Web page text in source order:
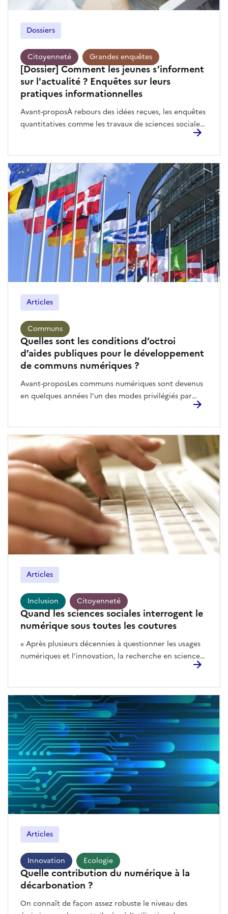
Dossiers
[Dossier] Comment les jeunes s’informent
sur l'actualité ? Enquêtes sur leurs
pratiques informationnelles
Avant-proposÀ rebours des idées reçues, les enquêtes quantitatives comme les travaux de sciences sociales confirment l’intérêt des jeunes pour l’actualité. Trois enquêtes parues récemment dressent un tableau des pratiques informationnelles des jeunes à l’ère des plateformes et des réseaux sociaux numériques.Le Baromètre sur la jeunesse éclaire les effets d’âge, de genre ou du diplôme sur ces pratiques informationnelles.Selon l’enquête sur les Français et l'information réalisée pour le compte de l’Arcom (Autorité de régulation de la communication audiovisuelle et numérique) s’est penchée sur les pratiques informationnelles des adolescent.es, si les pratiques des 15-19 ans sont « plus distanciées, moins fréquentes et moins expertes que celles de leurs aînés, ils ne semblent pas moins bien informés que les adultes ».L'enquête réalisée en Normandie auprès d'élèves de Première afin d'évaluer leur rapport à la « désinformation » et leurs pratiques de vérification de l’information : orientée sur les filières professionnelles et les classes populaires, cette enquête confirme que les pratiques informationnelles diffèrent sensiblement selon l’origine sociale.En outre, Laurence Courroy et Anne Cordier, toutes deux chercheuses en Sciences de l’information et de la communication, s'attachent depuis plusieurs années à comprendre les pratiques informationnelles des jeunes. Elles interrogent les préjugés récurrents sur des jeunes déconnecté.es de l’actualité, qui délaisseraient la presse et les médias traditionnels pour ne se focaliser que sur les seuls contenus diffusés par les réseaux sociaux. 7 jeunes sur 10 suivent régulièrement les actualitésLe Baromètre sur la jeunesse, une enquête réalisée auprès de 4 500 jeunes âgés de 15 à 30 ans, pour la Direction de la jeunesse de l’éducation populaire et de la vie associative (DJEPVA) et l’Institut national de la jeunesse et de l’éducation populaire (INJEP), explore en 2024 la variété des pratiques des jeunes âgés de 15 à 30 ans en matière d’actualités. À quelle fréquence les jeunes suivent-ils/elles les actualités ? Quels thèmes consultent-ils/elles : sport, politique, sujets de société, faits divers, culture et arts ? Pourquoi s’informent-ils/elles ? Réseaux sociaux, télévision, moteurs de recherche, presse… Quelles sources mobilisent-ils/elles ?Entre 15 et 30 ans, la majorité des jeunes se sont tenu.es, au cours des douze derniers mois, informé.es des actualités plusieurs fois par semaine, voire tous les jours (cela concerne 7 jeunes sur 10 âgés de 15 à 30 ans) soit sensiblement moins que leurs aîné.es (9 personnes sur 10 chez les plus de 30 ans).Tous les jeunes ne s’informent pas selon la même régularité. L’importance accordée aux actualités durant l’enfance ou l’adolescence au sein de la famille façonne durablement et nettement la fréquence de consultation des actualités. Le suivi quotidien des actualités progresse sensiblement avec l’âge : si entre 15 et 17 ans, près de 3 jeunes sur 10 déclarent s’informer tous les jours, c’est le cas de 4 jeunes sur 10 parmi les jeunes adultes (25-30 ans).Le diplôme a un effet notable sur la fréquence de suivi des actualités. Les jeunes adultes diplômé.es de l’enseignement supérieur se tiennent plus fréquemment au courant des actualités tous les jours : 48 % parmi les 25-30 ans en comparaison aux jeunes ayant obtenu un diplôme inférieur ou égal au baccalauréat (39 % parmi les 25-30 ans). « La corrélation observée entre le diplôme et la fréquence de consultation des actualités pourrait résulter en partie des habitudes acquises pendant les études supérieures, certaines formations exigeant une consultation assidue des médias. Celle-ci pourrait aussi être le fait de la socialisation à l’actualité, les plus diplômés étant plus représentés parmi ceux qui ont été socialisés à l’actualité durant l’enfance ou l’adolescence ».Des centres d'intérêt genrés. Les actualités, telles que les appréhendent les 15-30 ans, recouvrent une pluralité de thèmes. Parmi quatorze thèmes d’actualité proposés, les jeunes se disent plus souvent attiré.es par le sport (45 %) et les faits divers (39 %), puis par la politique nationale (35 %), l’environnement et le climat (34 %) et la politique internationale (33 %). Les centres d’intérêt des jeunes sont, toutefois, très genrés. L’information sportive, puis la mécanique, l’automobile et la moto ainsi que les sciences et les technologies suscitent plus d’intérêt chez les jeunes hommes. De leur côté, les jeunes femmes s’intéressent bien plus fréquemment que les jeunes hommes aux faits divers, puis à la mode et la beauté, à la santé et au bien-être, aux questions de société (éducation, familles, logement, justice…), à la vie des célébrités et aux sujets people.Les pratiques des jeunes adultes (25‑30 ans) se distinguent de celles des adolescents (15‑17 ans). Les premier.es s’intéressent à des sujets plus variés que les plus jeunes, à l’image de leur intérêt pour la politique, l’environnement, les questions de société, l’économie, les sciences et technologies ou la santé. « Les centres d’intérêt des jeunes s’élargissent donc en parallèle de leur entrée dans la vie adulte, d’une part parce que leurs goûts évoluent, et d’autre part parce qu’il est sans doute plus aisé de décrypter ces sujets à un âge plus avancé ». S’informer avant tout par curiosité et pour comprendre le mondeLe « souhait d’apprendre des choses et comprendre le monde qui les entoure » est la première motivation des 15-30 ans (64 %) pour suivre les actualités, selon le Baromètre sur la jeunesse. Chez les plus de 30 ans, suivre les actualités permet aussi et avant tout de satisfaire sa curiosité et de s’instruire puis d’alimenter les discussions avec autrui. En revanche, les plus jeunes perçoivent davantage les actualités comme une forme de divertissement ou de passe-temps par rapport aux plus de 30 ans : « se divertir, passer le temps » est la troisième motivation des 15-30 ans (37 %, contre 22 % chez les plus de 30 ans), en particulier chez les jeunes hommes, les moins diplômé.es et celles et ceux encore en études.Tandis que les plus de 30 ans privilégient la télévision pour se tenir au courant des actualités, les réseaux sociaux constituent la principale source d’information pour la moitié des 15-30 ans (53 %). Parmi eux/elles, les adolescent.es (15-17 ans) et celles et ceux qui s’intéressent à la vie des célébrités et aux sujets people ou aux questions culturelles ou environnementales sont ceux/celles qui mobilisent le plus les réseaux sociaux pour s’informer, dans l’ordre décroissant : Instagram, TikTok ou encore des sites vidéo YouTube spécifiques dédiés au décryptage des actualités.« Suivre les réseaux sociaux n’empêche pas les jeunes de porter un regard critique sur ces derniers ». La majorité d’entre eux/elles considèrent qu’ils/elles « diffusent beaucoup plus de fausses informations que les autres médias (télévision, radio, presse…) ». De fait, les jeunes utilisent en plus des réseaux sociaux d’autres sources complémentaires pour s’informer comme la télévision, des sites internet spécifiques et des discussions avec leur entourage. C’est d’ailleurs « en confrontant ce que disent plusieurs médias (télévision, radio, presse…) » que 4 jeunes sur 10 parviennent à se forger une opinion sur un sujet qui fait débat dans la société.La télévision continue d’occuper une place importante dans le quotidien des jeunes, y compris dans leurs pratiques informationnelles. Les jeunes qui s’intéressent à la politique nationale et internationale sont particulièrement spectateur.ices des journaux télévisés, tandis que ceux/celles qui suivent la politique nationale et l’économie s’informent en priorité via les chaînes d’information en continu.Les moteurs de recherche et les portails d’actualité sont davantage mobilisés par les jeunes s’informant sur des sujets plus variés : sciences et technologies, mécanique, automobile et moto, santé et bien-être, ou encore les faits divers. Les médias 100 % vidéo (Brut, Konbini, Loopsider, Melty, etc.) sont, quant à eux, davantage suivis par celles et ceux qui s’informent sur la vie des célébrités et les sujets people, les voyages et la gastronomie ou encore la politique internationale.Enfin, les échanges avec l’entourage permettent aussi aux jeunes – les adolescent.es plus que les jeunes adultes – de se tenir au courant des actualités : près de 20 % des jeunes évoquent les discussions avec l’entourage pour se tenir informé.es sur les actualités.Entre 15 et 30 ans, la majorité des jeunes s’informent donc régulièrement sur des sujets de plus en plus variés, en utilisant diverses sources d’information et supports (en ligne, hors ligne, échanges).« Ces pratiques multiples contredisent l’idée qu’ils seraient « moins curieux » ou que les réseaux sociaux appauvriraient leur culture. Ainsi, la jeunesse est une période d’apprentissage des pratiques informationnelles qui restent en partie façonnées par celles de leur famille, leur genre ou leur niveau de diplôme ». Des pratiques informationnelles distanciées chez les jeunes, une confiance composite et des stratégies d’évitementL’Arcom (Autorité de régulation de la communication audiovisuelle et numérique) a entrepris en 2024 de dresser un état des lieux du rapport des Français.es à l’information. D’après cette enquête réalisée auprès de 3 356 personnes de 15 ans et plus, les Français.es entretiennent un lien étroit avec l’information : 94 % d’entre eux/elles se déclarent intéressé.es par l’information et la même proportion s’informe quotidiennement. L'étude de l'Arcom révèle que les Français.es se sentent plutôt bien informé.es sur les sujets qui les intéressent. Malgré cet intérêt, la surcharge d’informations conduit une majorité d’entre eux/elles à adopter des comportements d’évitement (changer de chaîne de télévision ou de station de radio, suspension des notifications des applications).Ces stratégies d’évitement sont toutefois plus radicales chez les 15-25 ans : « Ils évitent les chaînes d’info
Citoyenneté Grandes enquêtes
Articles
Quelles sont les conditions d’octroi
d’aides publiques pour le développement
de communs numériques ?
Avant-proposLes communs numériques sont devenus en quelques années l’un des modes privilégiés par l’acteur public pour développer des solutions numériques mutualisées, que ce soit entre acteurs publics ou au sein d’une communauté d’acteurs hétérogènes. Si la participation de l’acteur public au développement et au maintien de ces communs numériques peut prendre une pluralité de forme, il est fréquent qu’elle consiste en un octroi d’une aide publique à la structure portant le commun numérique. Or, un tel soutien de la part de l’acteur public s’inscrit dans le nécessaire respect des réglementations nationale comme européenne en matière de marchés publics et d’octroi d’aides publiques ; réglementations qui n’intègrent pas les caractéristiques particulières de l’Open Source (gestion partagée et dispersée des droits de propriété intellectuelle) et des communs numériques (communauté mobilisée dans la gouvernance et l’évolution permanente du projet).Ce billet s’inscrit dans le prolongement des réflexions et des outils permettant de sécuriser le recours et le développement de communs numériques dans le cadre de marchés publics. Son objectif est de développer une réflexion sécurisant le soutien de l’acteur public aux communs numériques au regard de la réglementation européenne portant sur l’octroi d’aides publiques dans le cadre de mission de service public. Les concepts manipulés étant nombreux et complexes, il s’agit à la fois de clarifier les enjeux sous-jacents et de s’appuyer sur des situations concrètes permettant d’articuler ces diversités de situations. Les communs numériques sont généralement définis au travers de plusieurs caractéristiques faisant consensus, s’appuyant sur une analyse renouvelée par Elinor Ostrom au sein de travaux qui lui valurent le prix Nobel d’économie en 2009. De façon synthétique, un commun numérique peut être appréhendé comme une ressource produite et entretenue collectivement par une communauté d’acteurs hétérogènes, et gouvernée selon des règles qui lui assurent son caractère collectif et partagé. Les communs numériques sont de plus en plus mobilisés par les acteurs publics dans le cadre de leur mission de service public, sous différentes formes, en France comme en Europe. Ce modèle est très présent en matière de logiciels, notamment lorsque les utilisateurs finaux ont un intérêt particulier à ce que ces ressources soient portées par une communauté élargie qui en définit la gouvernance. L’organisation et la production en commun permet en effet de réfléchir à la fois à une meilleure mutualisation de moyens ; mais également de conférer à toutes les parties prenantes une plus grande influence dans l’évolution de la ressource ; et enfin de faciliter la prise en compte des enjeux systémiques. Cela couvre des sujets collectifs tels que la maintenance (et le financement des mainteneurs), la souveraineté numérique, la résilience numérique, voire plus globalement le numérique soutenable. La France est particulièrement avancée sur ces sujets en raison de l’obligation aujourd’hui faite à tout acteur, fût-il privé ou public, de publier par défaut en Open Data (et donc en Open Source lorsqu’il s’agit de logiciel) l’ensemble des documents produits ou reçus dans le cadre de missions de service public. En France, le cadre légal a été posé par la Loi pour une République numérique de 2016, renforcée en 2018 par la Politique de contribution aux Logiciels Libres de l’État qui lui confère un cadre technique renforçant cette pratique au sein de l’Administration. Permettant de concilier les enjeux juridiques, politiques et stratégiques du numérique, le recours aux communs numériques est ainsi vivement encouragé par les acteurs publics afin d’assurer un bénéfice partagé aux ressources ainsi produites et maintenues et d’éviter tout effet de distorsion de concurrence que pourrait avoir la captation de ressources ouvertes par certains acteurs seulement.De nombreuses initiatives sont aujourd’hui portées en ce sens par la Direction interministérielle du numérique à l’échelle de l’administration centrale et le Programme Société numérique de l’ANCT à l’échelle locale notamment. Dans le même esprit, certaines structures de mutualisation publiques ont ainsi fait de l’Open Source une démarche par principe afin de permettre la mutualisation et le cofinancement par leurs membres. C’est notamment le cas des initiatives menées par l’Association des développeurs et utilisateurs de Logiciels Libres pour les administrations et les collectivités territoriales (ADULLACT) ou encore des acteurs tels que les Opérateurs Publics de Services Numériques (OPSN) qui fédèrent un nombre croissant de collectivités. Les communs numériques, tout comme les Logiciels Libres, occupent désormais une place importante dans le paysage des systèmes d’information aussi bien dans le secteur privé que public. Favoriser l’émergence des communs numériques participe ainsi à instaurer un environnement propice à la concurrence et à l’innovation avec les conséquences bénéfiques que cela peut avoir sur les prix, le bien-être et la croissance économique à l’échelle française, européenne et internationale.Plus encore, la participation des acteurs publics au financement, à la conception et à la gouvernance de tels communs permet de maintenir la présence d’un véritable intérêt général au sein de la communauté.C’est notamment cela qui explique le véritable intérêt, et le soutien politique fort, voire le financement croissant de projets au travers d’« appels à communs » ou encore le financement particulier au profit de « biens communs ». Ces modalités de financements entrent dans la catégorie des aides publiques, dont il convient d’analyser la licéité. Quel que soit le projet et contexte, l’octroi d’aides publiques, quels qu’en soient le pouvoir adjudicateur et le récipiendaire, doit se faire dans le respect de la réglementation européenne concernant le régime des aides d’État. L’octroi d’aides publiques par un État ou un de ses opérateurs, quel qu’en soit le récipiendaire (public ou privé), est encadré par l’article 107§1 du Traité sur le fonctionnement de l’Union européenne (TFUE). Ce dernier dispose que sont proscrites les aides d’État, qualifiées comme telles lorsqu’elles réunissent quatre critères :Une aide est octroyée par l’État au moyen de ressources publiques. Il peut s’agir de ressources octroyées directement par l’État, indirectement par des organismes liés à l’État, ou encore par les collectivités territoriales. Le cas des aides accordées par les entreprises publiques a fait l’objet d’une évolution jurisprudentielle importante, jusqu’à présumer que toute intervention financière d’une entité publique au profit de tiers est une aide.Cette aide procure un avantage sélectif à une entreprise. L’entreprise ici est définie au sens européen du terme, qui englobe les acteurs publics.Elle distord la concurrence interne à l’État membre ou intra-Union européenne. Cette distorsion peut être actuelle ou potentielle.Elle affecte ou est susceptible d’affecter les échanges entre États membres. On considère qu’une aide est de nature à affecter la concurrence dès lors qu’elle n’a pas pour objet une activité « purement locale ». Jusqu’en 2015, dans l’approche de la Commission européenne, les deux derniers critères étaient présumés ; et la réunion des deux premiers permettait de retenir la qualification d’aide d’État. Depuis 7 décisions prises en 2016, la Commission considère que la preuve d’une affectation des échanges est nécessaire à la qualification d’aide d’État.Or, si les deux premiers éléments peuvent être facilement caractérisés, il n’en va pas de même des deux suivants qui demandent une étude plus approfondie, a fortiori lorsque l’octroi de l’aide publique considérée se fait au profit d’un projet de commun numérique. Octroi d’aides publiques aux communs numériques et distorsion de concurrenceL’enjeu ici est de s’assurer qu’en octroyant une aide publique à un commun numérique, l’acteur public ne porte pas atteinte au principe de concurrence libre et non faussée.Le développement d’un commun numérique, du fait de la gouvernance par la communauté et des règles qui assurent la relation équilibrée entre toutes les parties prenantes, renforce la confiance et favorise l’implication de tous en limitant la potentialité d’une réappropriation par une seule des parties prenantes. Dans ce scénario, tous les titulaires de droits de propriété intellectuelle accordent une concession gracieuse de leurs droits pour le monde entier, pour toute la durée des droits, pour tous les usages et sur tout type de support.En appui à cette licence, dite « Licence Libre » (ou encore « Licence Open Source »), s’ajoute une série de moyens matériels mis à disposition pour favoriser la collaboration en garantissant que toute personne dispose de la faculté d’accéder à la ressource, de la modifier et de la distribuer, à tout moment, y compris dans un contexte commercial. Une telle gouvernance peut être assurée de manière spécifique ou encore en s’appuyant sur des outils et des organisations tierces. Les Fabriques (des mobilités, de la logistique, de l’énergie) offrent en ce sens les gages d’une ouverture pérenne des projets en fournissant et assurant le respect d’un ensemble de règles en termes juridiques et de gouvernance¹.Dans ce cadre, favoriser l’émergence de communs numériques participe à instaurer un environnement propice à la concurrence et à l’innovation sur les marchés publics, avec les conséquences bénéfiques que cela peut avoir sur les prix, le bien-être et la croissance économique. La compatibilité entre développement de communs numériques et respect d’une concurrence libre et non faussée se trouve également renforcée par la jurisprudence concernant le Logiciel Libre. Ainsi, différentes décisions de justice au cours des dernières décennies, ont rappelé qu’une communauté constituée autour d’un Logiciel Libre (et donc d’un commun numérique) n’est pas constitutive d’une entente (même entre
Communs
Articles
Quand les sciences sociales interrogent le
numérique sous toutes les coutures
« Après plusieurs décennies à questionner les usages numériques et l’innovation, la recherche en sciences sociales est loin d’avoir épuisé toutes les perspectives de questionnement et de nombreuses zones d’ombre restent encore largement inexplorées ».À la croisée des diverses épistémologies et méthodologies animant les sciences sociales, mais également alimentée par les travaux de recherche en informatique, la revue Terminal porte, depuis le début des années 1990, un regard critique sur l’évolution des usages numériques.De son côté, le Groupement d’Intérêt Scientifique (GIS) M@rsouin soutient, à partir du territoire breton, des équipes de recherche travaillant sur les transformations sociales, économiques et politiques liées à l’évolution des usages numériques.Il en découle un dossier de la revue Terminal, coordonné par Laurent Mell (Docteur en sciences de l'information et de la communication, CREAD–Marsouin, Institut Mines-Telecom), qui réunit sept articles présentés au séminaire M@rsouin 2023, ainsi que de deux contributions envoyées directement à la revue Terminal.« Ce numéro est l’occasion de rappeler à quel point le numérique est un objet de recherche à multiples facettes qui réclame d’être interrogé non pas comme un champ à part, mais comme un élément traversant et interagissant avec la réalité sociale ».La première partie du dossier explore, à travers une sélection de domaines d’application différents, la manière dont des évolutions numériques induisent des reconfigurations sociales, qu’elles soient au niveau des représentations, des pratiques culturelles ou des comportements de consommateur.Lucas Fritz (Université Gustave Eiffel) met en relation les études critiques du handicap et les sciences de la communication en étudiant les controverses sociotechniques autour de l’autisme et de la neurodiversité. Il s’intéresse notamment au rôle du Web (de l’hyperlien et des moteurs de recherche) et de son accessibilité dans la construction de ces controverses. L’enquête s’appuie sur une analyse quali/quantitative d’une cartographie du Web, informée par les pratiques de la sociologie des controverses. Cette enquête interroge in fine la place des sciences sociales (et de leur approche du cerveau) au sein de ces controverses.Annick Tamaro, Kimberley Girardon, Morgane Innocent et Nicolas Decourcelle (Université de Bretagne Occidentale) explorent l’attitude des consommateurs face à l’impression 3D alimentaire. Cette étude met en lumière une connaissance limitée de ce dispositif technique ainsi qu’un niveau d’acceptabilité limité par les consommateurs des plats préparés avec l’aide de cette technologie. Les chercheur.euses relèvent plusieurs obstacles à cette acceptation, s’exprimant en termes de coûts : pratiques, cognitifs, financiers, sociétaux, culturels, sociaux et de qualité. Et, en tant qu’innovation de rupture, l’impression alimentaire 3D arbore un caractère fortement bivalent et un imaginaire clivant.Marie-Laure Bernon (Université d’Orléans) et Olivier Trédan (IUT de Lannion) examinent la manière dont Internet s’associe et s’imbrique dans les pratiques ordinaires de la couture. En articulant une approche par les mondes sociaux à une pragmatique du goût, les auteur.ices identifient une évolution du rapport à la couture par l’intégration de pratiques numériques dans les processus d’approvisionnement, d’apprentissage et de valorisation des créations. Au gré du parcours de couturière, Internet vient bousculer des manières d’être et de faire, rediscutant continuellement le goût pour la couture. Le Web contribue ainsi à refaçonner les mondes de la couture en proposant de nouvelles formes de transmission des savoirs théoriques et procéduraux, comme de nouvelles modalités d’apprentissage.La deuxième partie envisage les relations entre les différentes figures d’inégalités éducatives et les disparités numériques, au regard de recherches récentes concernant l’éloignement numérique et les imaginaires associés.Jérôme Clerget (Université Rennes 2 Cread-GIS Marsouin), Pascal Plantard (Université Rennes 2 Cread - codirecteur du GIS M@rsouin) et Marianne Bléhaut (Directrice du pôle Data et Économie au Credoc) abordent la question des inégalités numériques et, plus particulièrement, de l’identification des individus dits « éloignés du numérique ». Les aurteur.ices remettent en question le chiffre des « 13 millions » d’éloignés du numérique – éminemment cité et relayé – et la démarche même de quantification de ce phénomène social. Après avoir mis en avant le caractère fondamentalement multidimensionnel du phénomène et montré la diversité des approches visant à en rendre compte, les auteur.ices proposent une représentation de l’éloignement sous la forme d’un « halo » reposant sur l’étude du « sentiment d’aisance » relatif et subjectif des individus interrogés, avant de mettre en avant l’intérêt d’identifier en détail les personnes concernées pour mieux montrer la centralité des facteurs culturels et sociaux.Pour en savoir plus : La société numérique française : définir et mesurer l’éloignement numériqueCarine Aillerie, Théo Martineaud, Mélina Solari-Landa Landa (Université de Poitiers), Veronica Castillo Pérez, Angela Figueroa Iberico et Augusta Valle Taiman (Université pontificale catholique du Pérou, Lima) examinent les pratiques informationnelles d’enseignant.es de primaire (CM1-CM2) en considérant les positionnements pédagogiques opérés en matière d’Éducation aux Médias et à l’Information (EMI). Si les pratiques informationnelles des enseignants répondent à des besoins différents (préparation des contenus d’enseignements, développement de l’expérience personnelle comme professionnelle), l’expression concrète de l’EMI à l’école primaire prend des formes toutes aussi différentes (activités ponctuelles, hors temps scolaire, structurée à partir des représentations enseignant.es).Matthieu Serreau (Université Rennes 2 CREAD) et Pascal Plantard analysent les transformations psychodynamiques, individuelles et collectives des pratiques numériques éducatives pendant le confinement lié à la Covid-19. À partir d’échanges entre des élèves et des enseignants, les auteurs montrent que la mobilisation de technologies numériques dans un contexte éducatif de pandémie est avant tout structurée sur des représentations instables et évolutives du numérique. Le bouleversement de certaines normes éducatives a ébranlé bon nombre d’enseignant.es et d’élèves (conflit de légitimité, capital numérique mis à l’épreuve, etc.). La mise en lumière de disparités numériques éducatives renforce la nécessité d’un accompagnement aux cultures numériques, au-delà de la simple formation technique aux outils éducatifs.La troisième partie présente trois textes « où le numérique est à l’épreuve du patrimoine, en proposant de discuter des renégociations engagées dans le paysage professionnel des archivistes, des dynamiques créées par l’usage du numérique dans le cadre d’expositions sur l’esclavage, mais également des publics mobilisés par les expositions en ligne ».Maëlle Moalic-Minnaert (Université de Caen Normandie) interroge les effets du numérique sur l’autonomie des archivistes. Elle s’attarde sur les modalités de reconfiguration de l’autonomie individuelle des archivistes dans la réalisation de leurs missions au quotidien, ainsi que dans leur posture professionnelle à l’égard des informaticiens. D’un côté, au sein du groupe professionnel, les archivistes négocient individuellement leur rapport au numérique, mais aussi de manière hétérogène selon leur position socio-professionnelle. De l’autre, la « professionnalité » du métier d’archiviste est renégociée au gré des refontes de procédure de travail en lien avec le numérique.Caroline Creton et Manuelle Aquilina (Université catholique de l'Ouest) se penchent sur l’utilisation de dispositif de médiation culturelle numérique dans des expositions sur l’esclavage. Les autrices montrent que, malgré la complexité mémorielle d’expositions sur ce sujet, le numérique est mobilisé pour aider à comprendre la réalité du système esclavagiste et ses conséquences actuelles. Leur analyse, qui s’appuie sur des entretiens avec des professionnels et des visiteurs, révèle que ces dispositifs numériques « jouent un rôle crucial dans l’expérience des publics, en parlant à leur ressenti et en ébranlant leurs perceptions ».Marie-Laure Bernon (Université d'Orléans) examine les publics de musées sur Internet, leur diversité ainsi que leurs motivations à se rendre dans ces espaces numériques. Elle constate que la visite d’expositions en ligne est principalement pratiquée par des personnes âgées et favorisées, combinant un usage utilitaire d’Internet avec une expertise des musées liée à leur niveau de diplôme et à leur culture patrimoniale. Cette minorité de passionnés de musées d’art s’approprie l’exposition en ligne comme un dispositif complémentaire de médiation artistique et aussi suivant une logique de distinction des autres formes d’expérience muséale. De plus, cette recherche s’attarde sur les pratiques numériques des catégories populaires, moins familières avec les musées et entretenant un rapport difficile à l’écrit. Pour ces dernières, effectuer une visite en ligne prend alors une forme éducative et s’apparente à une navigation sur un « Wikipédia cultivé ». Sommaire du dossierLaurent Mell : Interroger le numérique sous toutes les coutures. Entre souplesse méthodologique et rigueur épistémologiqueLucas Fritz : Nos cerveaux sur le Web : entre neuro-réductionnisme et neurodiversitéAnnick Tamaro, Kimberley Girardon, Morgane Innocent and Nicolas Decourcelle: Acceptabilité de l’impression 3D alimentaire par les consommateursMarie-Laure Bernon and Olivier Trédan : Le goût de coudre à l’heure d’Internet : reconfigurations numériques des mondes de la coutureJérôme Clerget, Pascal Plantard and Marianne Bléhaut : Pour en finir avec les « 13 millions » ? Au défi de rendre compte de l’éloignement du numériqueCarine Aillerie, Théo Martineaud, Méli
Inclusion Citoyenneté
Articles
Quelle contribution du numérique à la
décarbonation ?
On connaît de façon assez robuste le niveau des émissions carbone attribuées à l’utilisation des technologies numériques. Ces émissions représentent environ 2,5 % de l’empreinte carbone de la France. D’ici à 2030, dans un scénario tendanciel, elles devraient atteindre 25 MtCO2e, en hausse de 45 % par rapport à 2020, et la consommation électrique due à l’usage de ces équipements devrait passer à 54 TWh, en hausse de 5 %.Mais que sait-on, à l’inverse, sur la contribution du numérique aux trajectoires de décarbonation, s’est interrogé France Stratégie. « La question est complexe et n’a pas reçu de réponse d’ensemble jusqu’à présent ».France Stratégie a entrepris d’explorer les résultats de la littérature économique pour quantifier le potentiel de décarbonation de quatre cas d’usage choisis dans les domaines clés de l’énergie et des transports : les réseaux électriques intelligents (smart grids), la gestion intelligente des logements (smart homes), le télétravail et le covoiturage.Les potentiels de réduction des émissions prennent notamment en compte les effets rebond potentiels ainsi que l’empreinte de la solution numérique elle-même. Pour la gestion intelligente des logements, le télétravail et le covoiturage, plusieurs scénarios sont étudiés s’appuyant sur des hypothèses différentes qui font varier les gains d'efficacité ainsi que l’ampleur des effets rebond. Les résultats ont été estimés sur la base du mix énergétique français actuel. Réseaux électriques intelligents : des gains modestes et incertains pour le réseau françaisQu’il s’agisse du transport ou de la distribution d’électricité, des solutions dites « intelligentes » peuvent être déployées à tous les niveaux d’un réseau électrique. Ces solutions collectent et analysent des données, favorisent la circulation d’information entre les fournisseurs et les consommateurs, et permettent d’ajuster le flux d’électro- cité en temps réel : entre 2 % et 10 % de la consommation énergétique des ménages européens se trouverait ainsi économisée.La « smartification » assure l’équilibrage et la flexibilité des réseaux : grâce aux réseaux intelligents (smart grids), on peut piloter au plus près les dispositifs de stockage d’énergie et les « capacités d’effacement », autrement dit les quantités d’énergie qui peuvent ponctuellement être retirées du réseau national d’électricité pour le soulager lors des pics de consommation. On peut aussi gérer et accompagner une part croissante d’électricité issue de sources renouvelables ou de systèmes décentralisés (qu’il s’agisse d’autoproduction ou de prosumers).Les smart grids, en facilitant la surveillance du réseau, permettent d’améliorer la maintenance et la gestion des incidents : les temps de coupure en cas de panne sont réduits, les dysfonctionnements susceptibles d’accroître la consommation sont rapidement détectés. Ces systèmes intelligents participent ainsi à la réduction des coûts d’exploitation du réseau et limitent les déplacements des équipes techniques : les interventions des équipes d’Enedis ont par exemple baissé de plus de 70 % depuis l’installation des compteurs Linky. Les gains obtenus pourraient même contribuer à réduire le nombre d’infrastructures de secours nécessaires et à réorienter certains investissements vers une plus grande décarbonation du réseau. Une partie des gains que sont censés apporter les smart grids est liée aux compteurs intelligents ( Linky en France.Le gestionnaire du réseau électrique RTE avait fourni en 2017 une première estimation des impacts des smart grids sur le réseau électrique français. Quatre solutions avaient alors été passées au crible : le stockage, la gestion active de la demande résidentielle via les compteurs intelligents et des « boîtiers », la gestion active de la demande industrielle et tertiaire, et enfin le pilotage de la production éolienne.Dans le contexte de 2017, RTE estimait que le déploiement de l’ensemble des solutions de smart grids permettrait un gain net d’émissions d’environ 0,8 MtCO2/an à l’horizon 2030, en comptant le cycle de vie des matériels déployés, soit environ 3 % des émissions annuelles du système électrique français. Plus des deux tiers de ces bénéfices proviendraient du stockage (batteries et STEP), « dont l’intégration dans le périmètre des solutions numériques peut toutefois être discutée, en raison des divers dispositifs techniques mobilisés ».« Toutefois, concluait RTE, « le recours au numérique pourrait s’annoncer plus prometteur pour certains nouveaux usages de l’électricité pouvant contribuer à la flexibilité ». RTE évoquait notamment le pilotage intelligent de la recharge des batteries des véhicules électriques. Gestion intelligente des logements : Des gains très dépendants des contextes de déploiementLes émissions de CO2 liées au chauffage des résidences principales en France métropolitaine s’élevaient en 2021 à 45 millions de tonnes en 2021, soit 1,5 tCO2 par logement, en incluant les émissions indirectes du chauffage électrique et du chauffage par réseau de chaleur.Il existe aujourd’hui des solutions numériques qui permettent de gérer les systèmes et de réduire la consommation d’énergie dans les logements. Ces dispositifs de gestion intelligente des logements (Home Energy Management System ou HEMS) entraînent des réductions de consommation énergétique sur tous les équipements de la maison. Mais c’est pour la gestion de la température ambiante (le chauffage . Mais c’est pour la gestion de la température ambiante (le chauffage en particulier) que ces solutions présentent les effets les plus intéressants.France Stratégie a retenu plusieurs scénarios qui tiennent compte à la fois des gains d’efficacité énergétique de la solution, des effets rebond pouvant réduire les gains de la solution de 25 %, 50 % ou 75 % et des émissions liées à la mise en œuvre de la solution .Dans le scénario optimiste, la gestion intelligente des logements permettrait de réduire la consommation d’énergie de 20 TWh et d’éviter annuellement 3,1 MtCO2e par an pour l’ensemble des logements en France métropolitaine. Elle conduirait en revanche à augmenter la consommation d’énergie de 2 TWh et ses émissions de 0,1 MtCO2e dans le scénario pessimiste. « En effet, sous des hypothèses défavorables, les gains d’efficacité énergétique après effets rebond pourraient être insuffisants pour compenser les émissions liées à la mise en œuvre de la solution elle-même». Télétravail : une contribution modérée et des effets rebond non négligeablesLe télétravail est souvent vu comme un moyen de réduire les émissions de gaz à effet de serre, à l’échelle d’un pays ou d’une ville.En France, selon l’ADEME, les gains d’émissions directement liés à la réduction des trajets domicile-travail pour un jour télétravaillé hebdomadaire s’élèveraient en moyenne à 271 kgCO2e par an et par télétravailleur. Encore faut-il prendre en compte des effets rebond, notamment des effets de report éventuels vers d’autres types de trajets, de proximité ou de longue distance. « Il faut aussi intégrer le recours à la visioconférence et la hausse de la consommation énergétique à domicile (liée aux équipements informatiques et au chauffage) ainsi que, à l’inverse, la baisse de consommation dans l’entreprise ».En considérant l’ensemble de ces effets, l’ADEME estime que les gains annuels liés à un jour de télétravail seraient réduits à 181 kgCO2e en l’absence de flex office. En revanche, les gains pourraient être supérieurs à l’effet direct de réduction des trajets domicile-travail en cas de recours au flex office : cette organisation de l’espace sans bureaux attitrés permet en effet de réduire les surfaces utilisées et donc la consommation énergétique, le chauffage et les opérations de maintenance du bâtiment. L’estimation des effets rebond reste, de manière générale, incertaine et délicate. UnPour parvenir à un ordre de grandeur des effets du télétravail en France, France Stratégie a considéré les gains d’émissions de l’ensemble des salariés exerçant un métier « télétravaillable », soit l’hypothèse optimiste de 34 % des 30 millions de salariés en France pratiquant en moyenne un jour de télétravail hebdomadaire.Les trois scénarios proposés par France Stratégie se différencient par une gestion plus ou moins optimisée des bureaux ainsi que par l’ampleur des effets rebonds observés. Les trois scénarios affichent une réduction potentielle des émissions annuelles, allant de 1,8 à 4,1 MtCO2eq, soit entre 181 kgCO2eq à 413 kgCO2eq par télétravailleur.« Au-delà des incertitudes élevées qui l’entourent, un tel chiffrage met en évidence que le télétravail ne fournira à lui seul qu’une contribution modérée à la nécessaire réduction des émissions des transports, d'autant que la pratique du télétravail tend à se stabiliser auprès des salariés après la forte progression post-2019 » conclut France Stratégie. Plateformes de covoiturage : des gains assez faibles et des risques d’effet rebondLe covoiturage (carpooling ou ridesharing) permet l’utilisation par plusieurs automobilistes d’un seul véhicule particulier pour effectuer le même trajet. La mesure des gains de carbone de cette pratique est distincte selon qu’on observe les trajets courts (moins de 80 km) ou de longue distance (plus de 80 km).Les potentialités de gains sont en fait plus importantes sur les trajets courts, qui sont a priori plus nombreux puisque 74 % des déplacements domicile-travail sont réalisés avec des véhicules individuels. Pourtant, on estime à seulement 3 % la part du covoiturage quotidien pour les particuliers. L’autosolisme est également fréquent pour les déplacements professionnels, qui s’effectuent à 88 % avec le seul conducteur et sur de courtes distances.En outre, le covoiturage informel reste largement prépondérant par rapport à celui organisé par des plateformes numériques ( 4% des 900 000 trajets covoiturés quotidiens).En fonction de distances moyennes parcourues de 10 à 24 km, et d’effets rebond allant de 25 à 77%, France Stratégie évalue les potentiels
Innovation Ecologie